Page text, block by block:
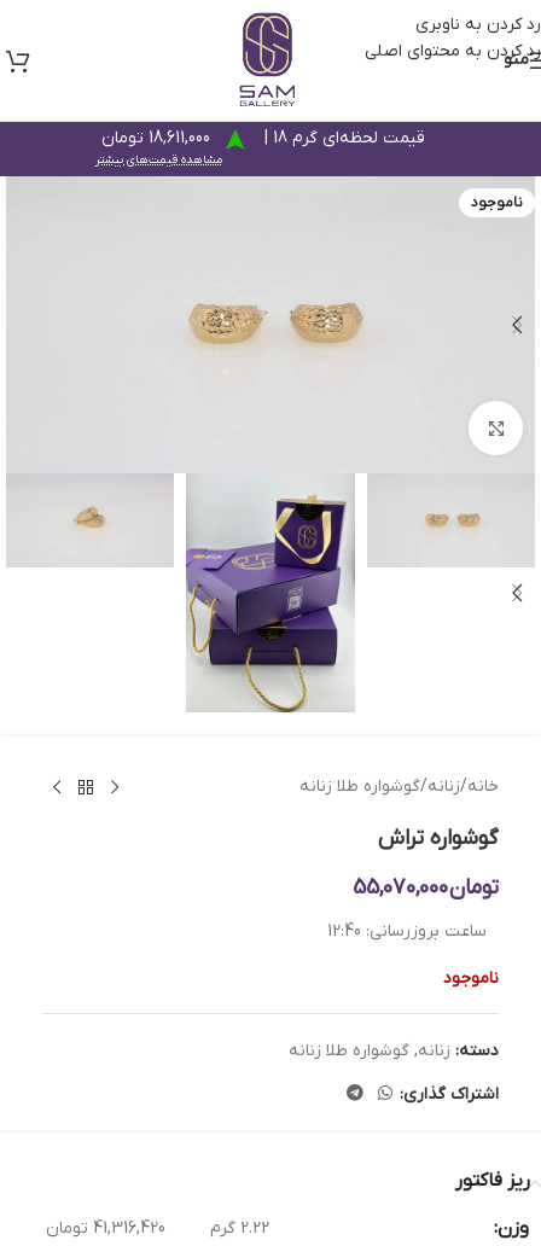
رد کردن به ناوبری
رد کردن به محتوای اصلی
منو
قیمت لحظه‌ای گرم 18 | 18,611,000 تومان
مشاهده قیمت‌های بیشتر
ناموجود
بزرگنمایی تصویر
خانه/زنانه/گوشواره طلا زنانه
گوشواره تراش
تومان
ساعت بروزرسانی: 12:40
ناموجود
دسته: زنانه, گوشواره طلا زنانه
اشتراک گذاری:
ریز فاکتور
وزن:
2.22 گرم 41,316,420 تومان